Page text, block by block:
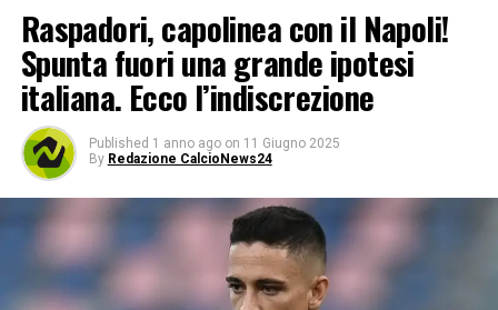
Raspadori, capolinea con il Napoli!
Spunta fuori una grande ipotesi
italiana. Ecco l’indiscrezione
Published 1 anno ago on 11 Giugno 2025
By Redazione CalcioNews24